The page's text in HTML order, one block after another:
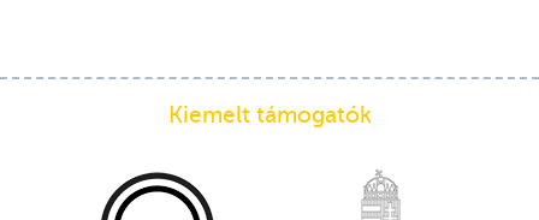
Kiemelt támogatók